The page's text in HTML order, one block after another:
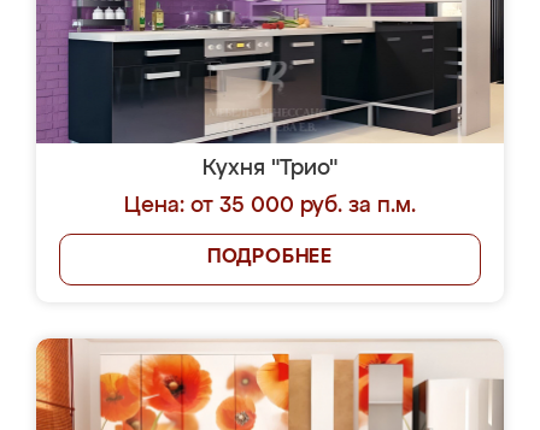
Кухня "Трио"
Цена: от 35 000 руб. за п.м.
ПОДРОБНЕЕ